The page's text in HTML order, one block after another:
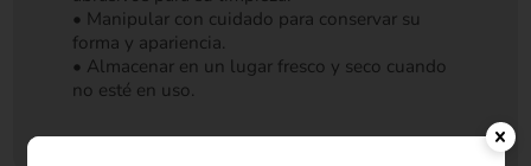
• Manipular con cuidado para conservar su
forma y apariencia.
• Almacenar en un lugar fresco y seco cuando
no esté en uso.